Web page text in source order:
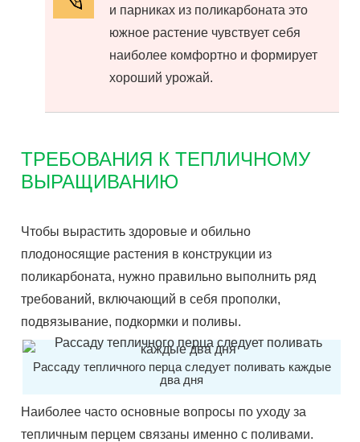
и парниках из поликарбоната это
южное растение чувствует себя
наиболее комфортно и формирует
хороший урожай.
ТРЕБОВАНИЯ К ТЕПЛИЧНОМУ
ВЫРАЩИВАНИЮ
Чтобы вырастить здоровые и обильно
плодоносящие растения в конструкции из
поликарбоната, нужно правильно выполнить ряд
требований, включающий в себя прополки,
подвязывание, подкормки и поливы.
Рассаду тепличного перца следует поливать каждые
два дня
Наиболее часто основные вопросы по уходу за
тепличным перцем связаны именно с поливами.